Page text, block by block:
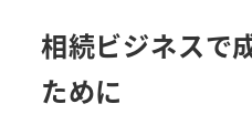
相続ビジネスで
ために